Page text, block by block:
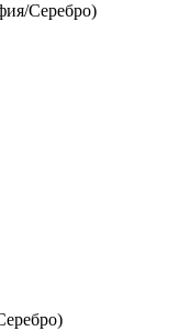
Серебро)